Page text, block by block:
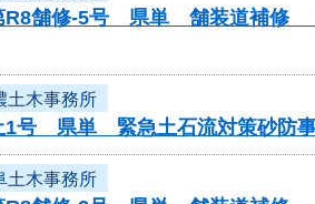
R8舗修-5号 県単 舗装道補修
土木事務所
1号 県単 緊急土石流対策砂防
土木事務所